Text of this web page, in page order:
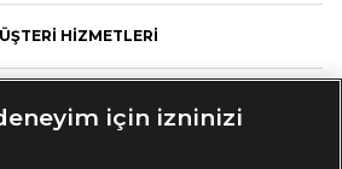
HİZMETLERİ
için izninizi